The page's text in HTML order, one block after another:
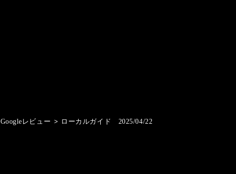
Googleレビュー > ローカルガイド 2025/04/22